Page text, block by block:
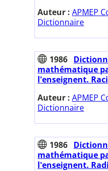
Auteur : APMEP
Dictionnaire
1986
mathématique
l'enseignent.
Auteur : APMEP
Dictionnaire
1986
mathématique
l'enseignent.